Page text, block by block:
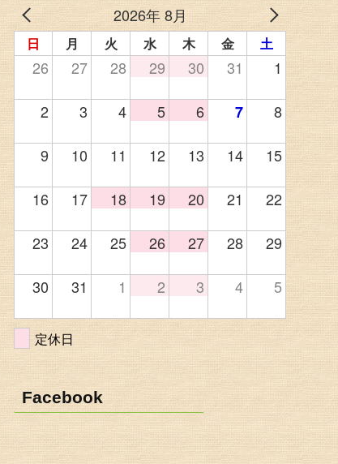
2026年 8月
日 月 火 水 木 金 土
26 27 28 29 30 31 1
2 3 4 5 6 7 8
9 10 11 12 13 14 15
16 17 18 19 20 21 22
23 24 25 26 27 28 29
30 31 1 2 3 4 5
定休日
Facebook